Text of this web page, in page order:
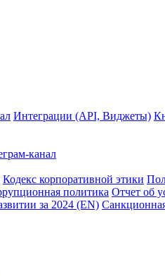
Интеграции (API, Виджеты)
канал
Кодекс корпоративной этики
политика Отчет об
за 2024 (EN)